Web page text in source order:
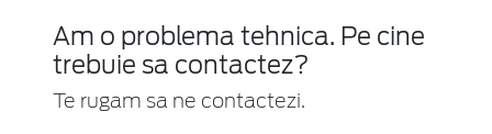
Am o problema tehnica. Pe cine
trebuie sa contactez?
Te rugam sa ne contactezi.